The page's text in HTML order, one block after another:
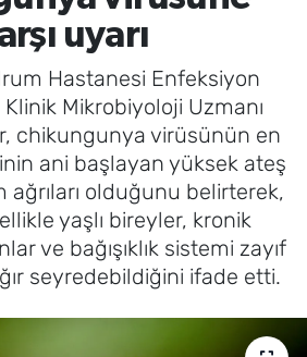
uyarı
Hastanesi Enfeksiyon
Klinik Mikrobiyoloji Uzmanı
chikungunya virüsünün en
ani başlayan yüksek ateş
olduğunu belirterek,
yaşlı bireyler, kronik
ve bağışıklık sistemi zayıf
seyredebildiğini ifade etti.